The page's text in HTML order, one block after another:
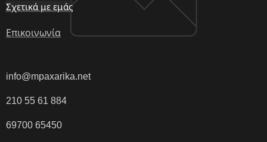
Σχετικά με εμάς
Επικοινωνία
info@mpaxarika.net
210 55 61 884
69700 65450